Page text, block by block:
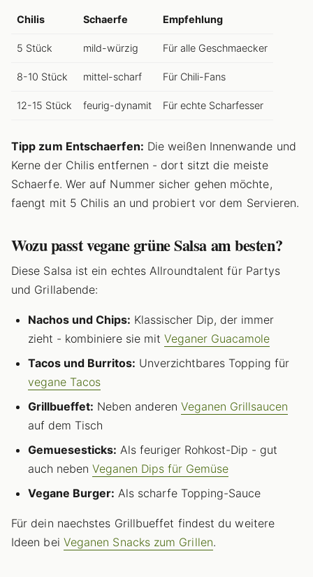
Chilis Schaerfe Empfehlung
5 Stück mild-würzig Für alle Geschmaecker
8-10 Stück mittel-scharf Für Chili-Fans
12-15 Stück feurig-dynamit Für echte Scharfesser
Tipp zum Entschaerfen: Die weißen Innenwande und
Kerne der Chilis entfernen - dort sitzt die meiste
Schaerfe. Wer auf Nummer sicher gehen möchte,
faengt mit 5 Chilis an und probiert vor dem Servieren.
Wozu passt vegane grüne Salsa am besten?
Diese Salsa ist ein echtes Allroundtalent für Partys
und Grillabende:
Nachos und Chips: Klassischer Dip, der immer
zieht - kombiniere sie mit Veganer Guacamole
Tacos und Burritos: Unverzichtbares Topping für
vegane Tacos
Grillbueffet: Neben anderen Veganen Grillsaucen
auf dem Tisch
Gemuesesticks: Als feuriger Rohkost-Dip - gut
auch neben Veganen Dips für Gemüse
Vegane Burger: Als scharfe Topping-Sauce
Für dein naechstes Grillbueffet findest du weitere
Ideen bei Veganen Snacks zum Grillen.